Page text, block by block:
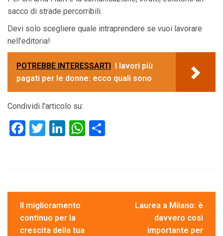
sacco di strade percorribili.
Devi solo scegliere quale intraprendere se vuoi lavorare
nell’editoria!
POTREBBE INTERESSARTI I lavori più
pagati per le donne: ecco quali sono
Condividi l'articolo su:
F
o
o
k
T
Li
n
W
A vi
articoli
Il miglioramento
continuo per la
crescita della tua
Laurea a Milano: è
davvero così
importante per